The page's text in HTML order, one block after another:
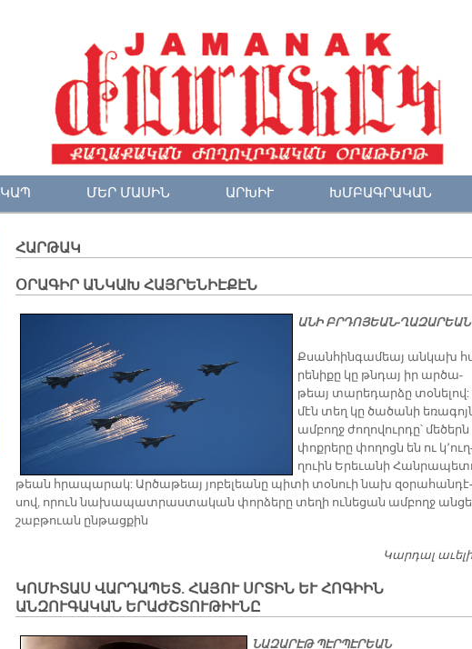
ԿԱՊ ՄԵՐ ՄԱՍԻՆ ԱՐԽԻՒ ԽՄԲԱԳՐԱԿԱՆ
ՀԱՐԹԱԿ
ՕՐԱԳԻՐ ԱՆԿԱԽ ՀԱՅՐԵՆԻԷՔԷՆ
Ա­ՆԻ ԲՐԴՈ­ՅԵԱՆ-ՂԱԶ­ԱՐԵԱՆ
​Քսան­հին­գա­մեայ ան­կախ
րե­նի­քը կը թնդայ իր ար­ծա­
թեայ տա­րե­դար­ձը
մէն տեղ կը ծա­ծա­նի
ամ­բողջ ժո­ղո­վուր­դը՝ մե­ծերն
փոք­րե­րը փո­ղոցն են ու
ղուին Ե­րե­ւա­նի
թեան հրա­պա­րակ: Ար­ծա­թեայ յո­բե­լեա­նը պի­տի տօ­նուի նախ զօ­րա­հան­դէ­
սով, ո­րուն նա­խա­պատ­րաս­տա­կան փոր­ձե­րը տե­ղի ու­նե­ցան ամ­բողջ
շաբ­թուան ըն­թաց­քին
Կարդալ
ԿՈՄԻՏԱՍ ՎԱՐԴԱՊԵՏ. ՀԱՅՈՒ ՍՐՏԻՆ ԵՒ ՀՈԳԻԻՆ
ԱՆԶՈՒԳԱԿԱՆ ԵՐԱԺՇՏՈՒԹԻՒՆԸ
ՆԱ­ԶԱ­ՐԷԹ ՊԷՐ­ՊԷ­ՐԵԱՆ­